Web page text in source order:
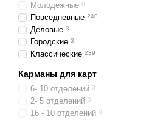
Молодежные 0
Повседневные 240
Деловые 3
Городские 3
Классические 239
Карманы для карт
6- 10 отделений 0
2- 5 отделений 0
16 - 10 отделений 0